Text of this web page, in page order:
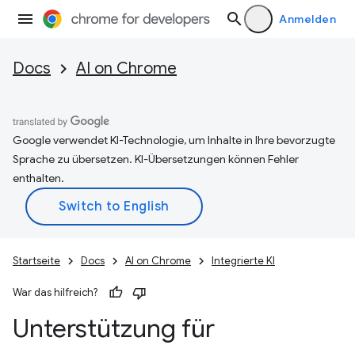
Anmelden
Docs AI on Chrome
Google verwendet KI-Technologie, um Inhalte in Ihre bevorzugte
Sprache zu übersetzen. KI-Übersetzungen können Fehler
enthalten.
Startseite Docs AI on Chrome Integrierte KI
War das hilfreich?
Unterstützung für